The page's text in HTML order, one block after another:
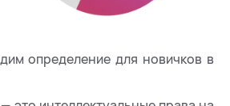
определение для новичков в